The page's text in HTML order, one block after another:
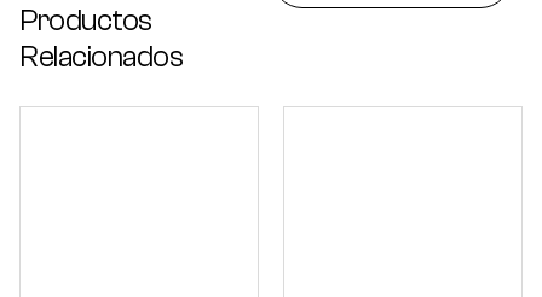
Productos
Relacionados